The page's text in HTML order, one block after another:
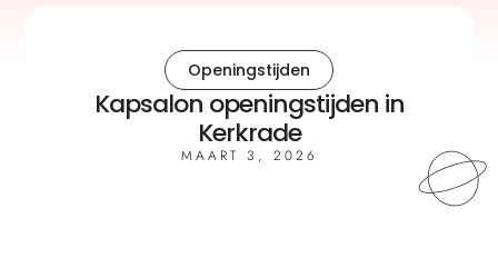
Openingstijden
Kapsalon openingstijden in
Kerkrade
MAART 3, 2026